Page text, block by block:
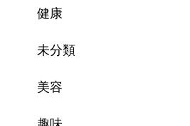
健康
未分類
美容